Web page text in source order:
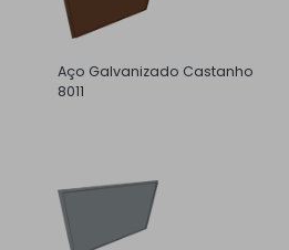
Aço Galvanizado Castanho
8011